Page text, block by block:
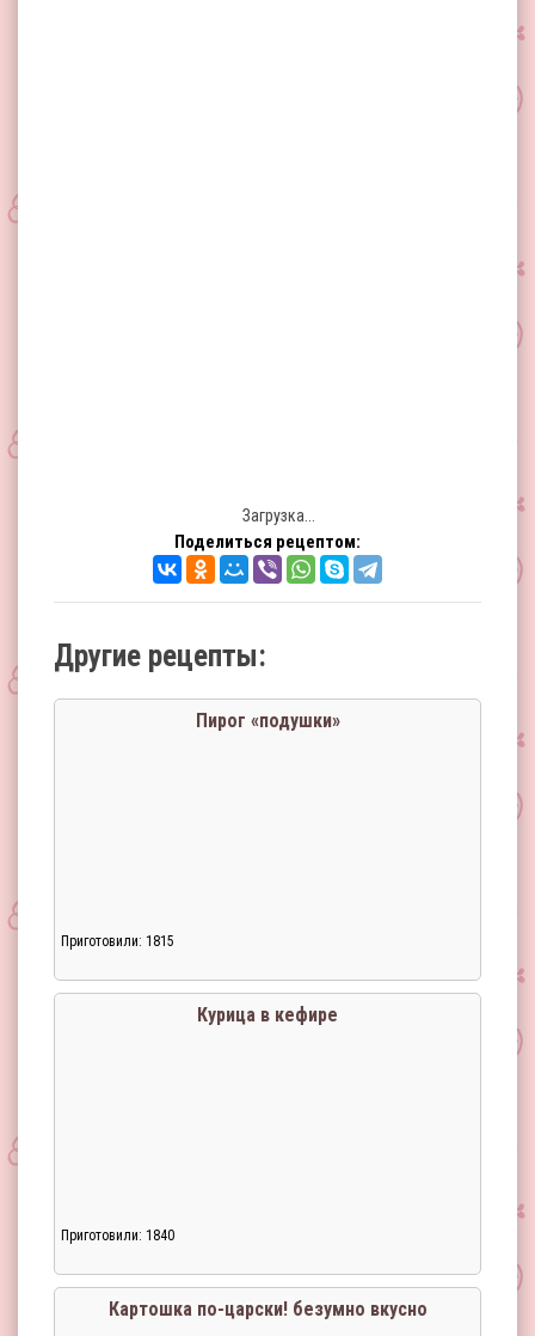
Загрузка...
Поделиться рецептом:
Другие рецепты:
Пирог «подушки»
Приготовили: 1815
Курица в кефире
Приготовили: 1840
Картошка по-царски! безумно вкусно